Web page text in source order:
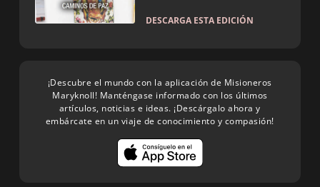
DESCARGA ESTA EDICIÓN
¡Descubre el mundo con la aplicación de Misioneros
Maryknoll! Manténgase informado con los últimos
artículos, noticias e ideas. ¡Descárgalo ahora y
embárcate en un viaje de conocimiento y compasión!